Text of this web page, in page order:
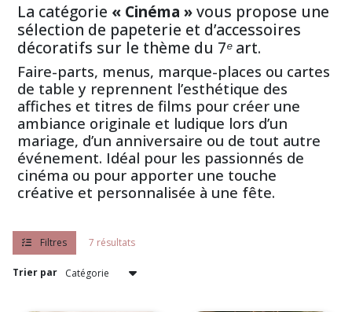
La catégorie « Cinéma »vous propose une
sélection de papeterie et d’accessoires
décoratifs sur le thème du 7ᵉ art.
Faire-parts, menus, marque-places ou cartes
de table y reprennent l’esthétique des
affiches et titres de films pour créer une
ambiance originale et ludique lors d’un
mariage, d’un anniversaire ou de tout autre
événement. Idéal pour les passionnés de
cinéma ou pour apporter une touche
créative et personnalisée à une fête.
Filtres 7 résultats
Trier par
Afficher
les
résultats